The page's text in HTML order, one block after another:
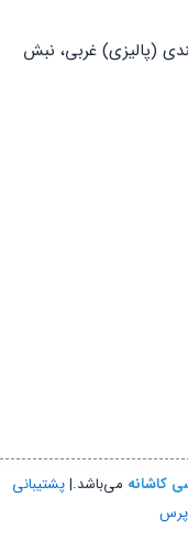
(پالیزی) غربی، نبش
کاشانهمی‌باشد.|پشتیبانی